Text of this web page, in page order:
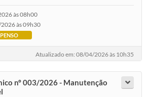
às 08h00
às 09h30
Atualizado em: 08/04/2026 às 10h35
nº 003/2026 - Manutenção